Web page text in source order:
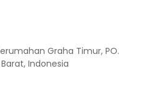
Graha Timur, PO.
Barat, Indonesia